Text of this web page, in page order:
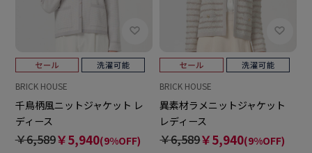
BRICK HOUSE
千鳥柄風ニットジャケット レ
ディース
￥6,589￥5,940(9%OFF)
BRICK HOUSE
異素材ラメニットジャケット
レディース
￥6,589￥5,940(9%OFF)